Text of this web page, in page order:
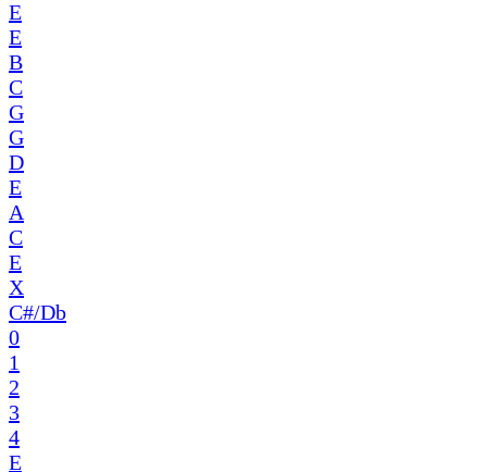
E
E
B
C
G
G
D
E
A
C
E
X
C#/Db
0
1
2
3
4
E